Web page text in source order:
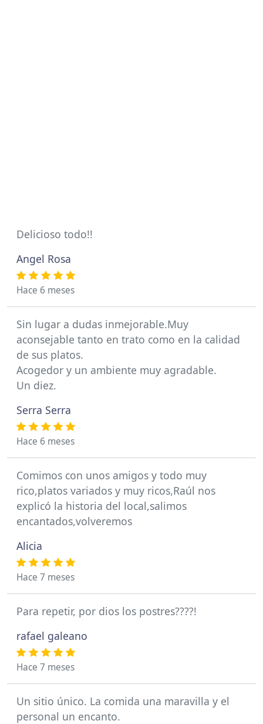
Delicioso todo!!
Angel Rosa
Hace 6 meses
Sin lugar a dudas inmejorable.Muy
aconsejable tanto en trato como en la calidad
de sus platos.
Acogedor y un ambiente muy agradable.
Un diez.
Serra Serra
Hace 6 meses
Comimos con unos amigos y todo muy
rico,platos variados y muy ricos,Raúl nos
explicó la historia del local,salimos
encantados,volveremos
Alicia
Hace 7 meses
Para repetir, por dios los postres????!
rafael galeano
Hace 7 meses
Un sitio único. La comida una maravilla y el
personal un encanto.